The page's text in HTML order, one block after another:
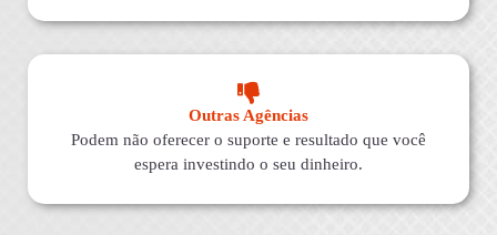
Outras Agências
Podem não oferecer o suporte e resultado que você
espera investindo o seu dinheiro.